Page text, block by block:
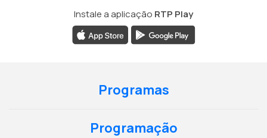
Instale a aplicação RTP Play
Programas
Programação